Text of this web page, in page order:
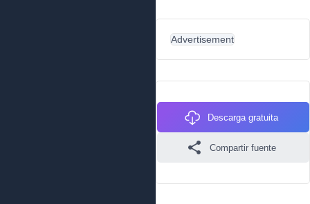
Advertisement
Descarga gratuita
Compartir fuente